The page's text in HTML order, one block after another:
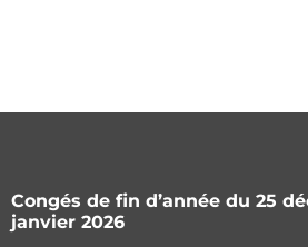
Congés de fin d’année du 25
janvier 2026